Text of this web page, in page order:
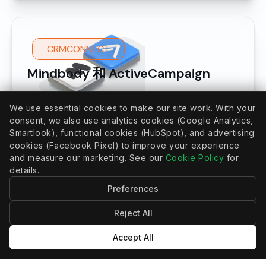
CRMCONNECT
Mindbody 和 ActiveCampaign
activities, memberships, and purchases
into ActiveCampaign, powering targeted
marketing, personalized automations, and
revenue-driving client journeys—
effortlessly.
We use essential cookies to make our site work. With your
consent, we also use analytics cookies (Google Analytics,
Smartlook), functional cookies (HubSpot), and advertising
cookies (Facebook Pixel) to improve your experience
and measure our marketing. See our Cookie Policy for
details.
Preferences
Reject All
Accept All